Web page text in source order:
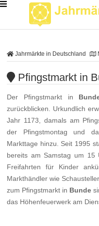
Jahrmärkte in Deutschland
Pfingstmarkt in
Der Pfingstmarkt in
zurückblicken. Urkundlich
Jahr 1173, damals am
der Pfingstmontag und
Markttage hinzu. Seit 1995
bereits am Samstag um 15
Freifahrten für Kinder
Markthändler wie
zum Pfingstmarkt in Bunde
das Höhenfeuerwerk am